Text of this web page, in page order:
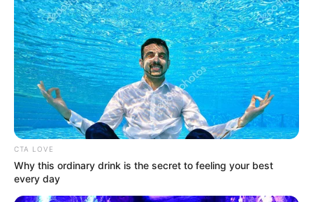
CTA LOVE
Why this ordinary drink is the secret to feeling your best
every day